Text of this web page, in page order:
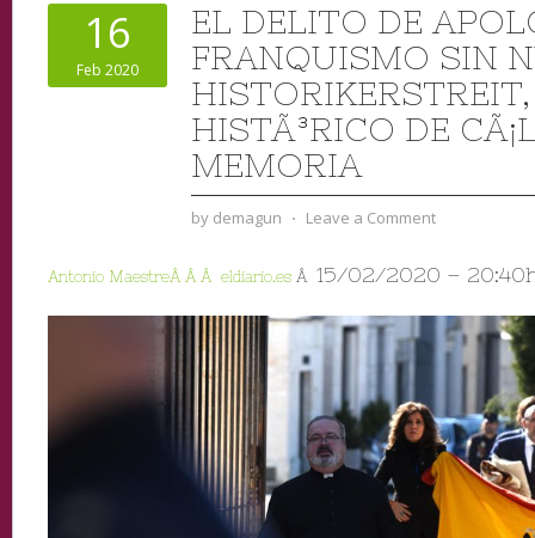
16
Feb 2020
EL DELITO DE
FRANQUISMO SIN
HISTÃ³RICO DE
MEMORIA
by demagun ⋅ Leave a Comment
Antonio MaestreÂ Â Â eldiario.es Â 15/02/2020 –